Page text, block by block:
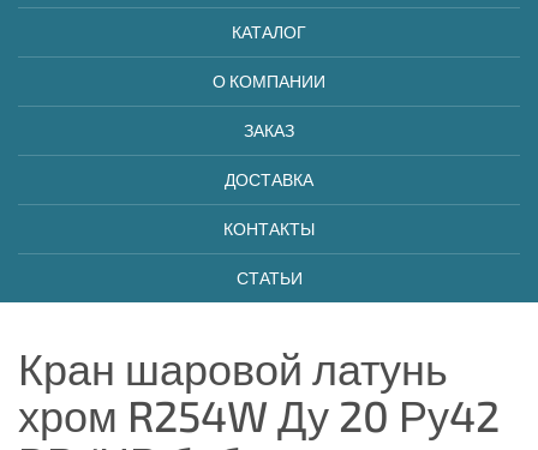
КАТАЛОГ
О КОМПАНИИ
ЗАКАЗ
ДОСТАВКА
КОНТАКТЫ
СТАТЬИ
Кран шаровой латунь
хром R254W Ду 20 Ру42